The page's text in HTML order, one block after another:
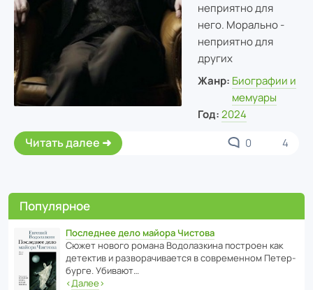
неприятно для
него. Морально -
неприятно для
других
Жанр: Биографии и
мемуары
Год: 2024
Читать далее 0 4
Популярное
Последнее дело майора Чистова
Сюжет нового романа Водо­ла­з­кина пост­роен как
дете­ктив и разво­ра­чи­ва­ется в совре­менном Пете­р­
бурге. Убивают…
‹Далее›